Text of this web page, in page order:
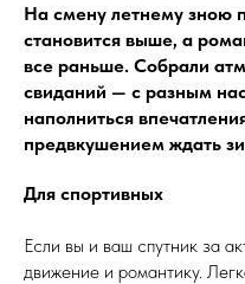
На смену летнему зною
становится выше, а
все раньше. Собрали
свиданий — с разным
наполниться
предвкушением ждать
Для спортивных
Если вы и ваш спутник за
движение и романтику.